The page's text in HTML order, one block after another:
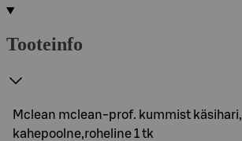
Tooteinfo
Mclean mclean-prof. kummist käsihari,
kahepoolne,roheline 1 tk